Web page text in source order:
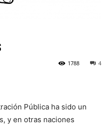
4
1788
Pública ha sido un
y en otras naciones